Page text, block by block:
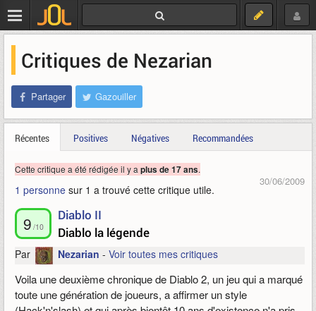
Critiques de Nezarian
Partager Gazouiller
Récentes Positives Négatives Recommandées
30/06/2009
Cette critique a été rédigée il y a plus de 17 ans.
1 personne sur 1 a trouvé cette critique utile.
9 /10
Diablo II
Diablo la légende
Par Nezarian - Voir toutes mes critiques
Voila une deuxième chronique de Diablo 2, un jeu qui a marqué
toute une génération de joueurs, a affirmer un style